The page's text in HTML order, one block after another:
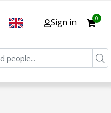
Sign in 0